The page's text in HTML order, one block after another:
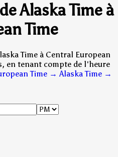
Alaska Time à
Time
Time à Central European
en tenant compte de l'heure
Time → Alaska Time →